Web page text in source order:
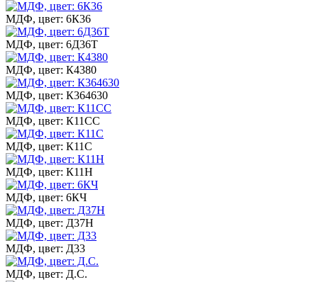
МДФ, цвет: 6К36
МДФ, цвет: 6Д36Т
МДФ, цвет: К4380
МДФ, цвет: К364630
МДФ, цвет: К11СС
МДФ, цвет: К11С
МДФ, цвет: К11Н
МДФ, цвет: 6КЧ
МДФ, цвет: Д37Н
МДФ, цвет: Д33
МДФ, цвет: Д.С.